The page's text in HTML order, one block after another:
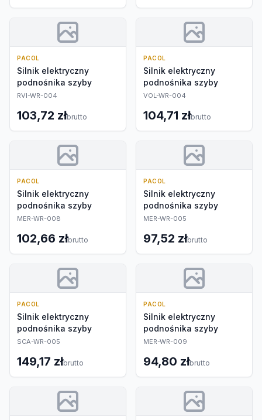
PACOL
Silnik elektryczny
podnośnika szyby
RVI-WR-004
103,72 złbrutto
PACOL
Silnik elektryczny
podnośnika szyby
VOL-WR-004
104,71 złbrutto
PACOL
Silnik elektryczny
podnośnika szyby
MER-WR-008
102,66 złbrutto
PACOL
Silnik elektryczny
podnośnika szyby
MER-WR-005
97,52 złbrutto
PACOL
Silnik elektryczny
podnośnika szyby
SCA-WR-005
149,17 złbrutto
PACOL
Silnik elektryczny
podnośnika szyby
MER-WR-009
94,80 złbrutto